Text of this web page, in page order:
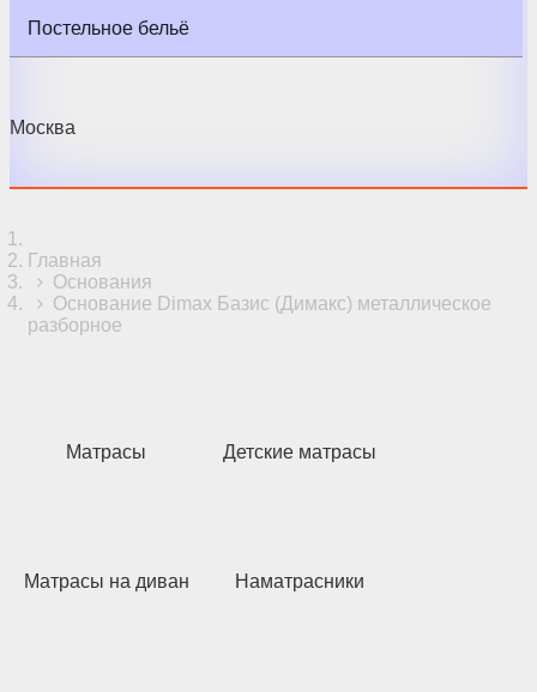
Постельное бельё
Москва
Главная
Основания
Основание Dimax Базис (Димакс) металлическое
разборное
Матрасы Детские матрасы
Матрасы на диван Наматрасники